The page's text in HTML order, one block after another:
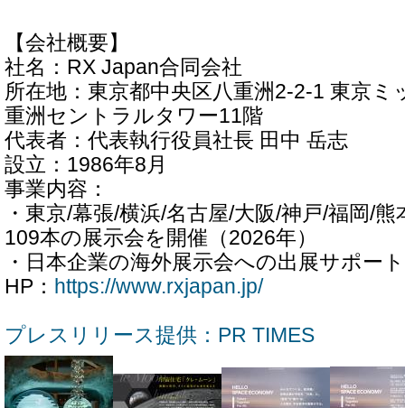
【会社概要】
社名：RX Japan合同会社
所在地：東京都中央区八重洲2-2-1 東京ミ
重洲セントラルタワー11階
代表者：代表執行役員社長 田中 岳志
設立：1986年8月
事業内容：
・東京/幕張/横浜/名古屋/大阪/神戸/福岡/
109本の展示会を開催（2026年）
・日本企業の海外展示会への出展サポー
HP： https://www.rxjapan.jp/
プレスリリース提供：PR TIMES